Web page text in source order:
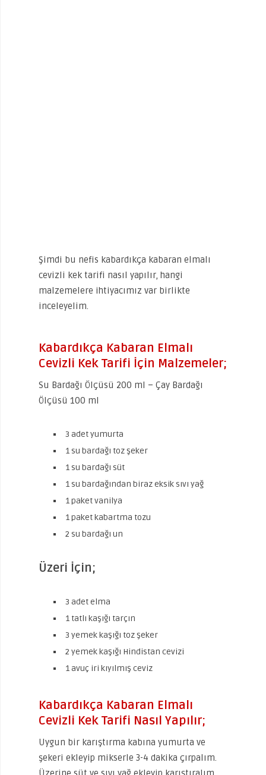
Şimdi bu nefis kabardıkça kabaran elmalı
cevizli kek tarifi nasıl yapılır, hangi
malzemelere ihtiyacımız var birlikte
inceleyelim.
Kabardıkça Kabaran Elmalı
Cevizli Kek Tarifi İçin Malzemeler;
Su Bardağı Ölçüsü 200 ml – Çay Bardağı
Ölçüsü 100 ml
3 adet yumurta
1 su bardağı toz şeker
1 su bardağı süt
1 su bardağından biraz eksik sıvı yağ
1 paket vanilya
1 paket kabartma tozu
2 su bardağı un
Üzeri İçin;
3 adet elma
1 tatlı kaşığı tarçın
3 yemek kaşığı toz şeker
2 yemek kaşığı Hindistan cevizi
1 avuç iri kıyılmış ceviz
Kabardıkça Kabaran Elmalı
Cevizli Kek Tarifi Nasıl Yapılır;
Uygun bir karıştırma kabına yumurta ve
şekeri ekleyip mikserle 3-4 dakika çırpalım.